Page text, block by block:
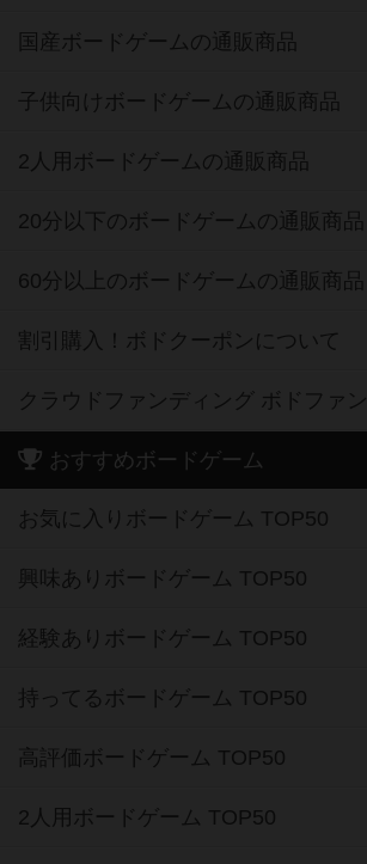
国産ボードゲームの通販商品
子供向けボードゲームの通販商品
2人用ボードゲームの通販商品
20分以下のボードゲームの通販商品
60分以上のボードゲームの通販商品
割引購入！ボドクーポンについて
クラウドファンディング ボドファン
おすすめボードゲーム
お気に入りボードゲーム TOP50
興味ありボードゲーム TOP50
経験ありボードゲーム TOP50
持ってるボードゲーム TOP50
高評価ボードゲーム TOP50
2人用ボードゲーム TOP50